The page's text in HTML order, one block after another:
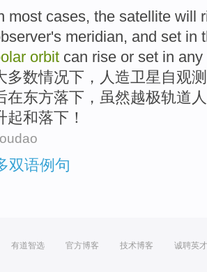
most cases, the satellite will
's meridian, and set in
orbit can rise or set in any
多数情况下 ， 人造卫星自观
在东方落下， 虽然越极轨道
起和落下 ！
双语例句
有道智选 官方博客 技术博客 诚聘英才